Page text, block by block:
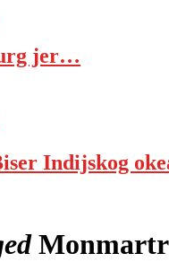
jer…
Indijskog
Monmartr